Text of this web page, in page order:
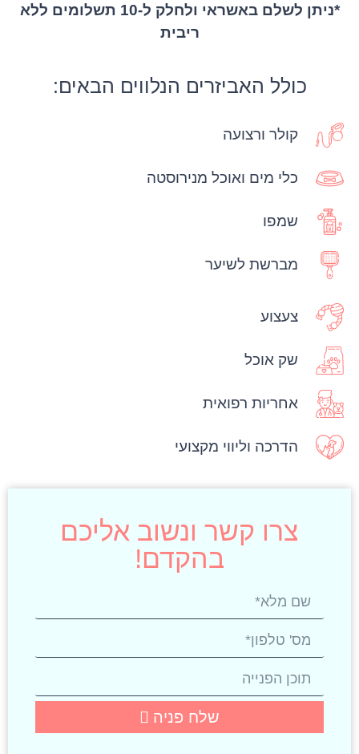
*ניתן לשלם באשראי ולחלק ל-10 תשלומים ללא
ריבית
כולל האביזרים הנלווים הבאים:
קולר ורצועה
כלי מים ואוכל מנירוסטה
שמפו
מברשת לשיער
צעצוע
שק אוכל
אחריות רפואית
הדרכה וליווי מקצועי
צרו קשר ונשוב אליכם
בהקדם!
שלח פניה